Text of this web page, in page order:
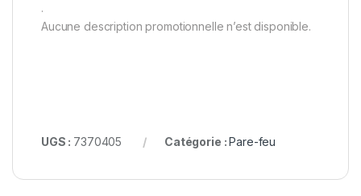
.
Aucune description promotionnelle n’est disponible.
UGS : 7370405 Catégorie :Pare-feu